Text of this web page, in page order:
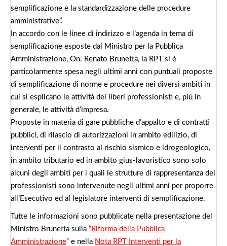
semplificazione e la standardizzazione delle procedure
amministrative”.
In accordo con le linee di indirizzo e l’agenda in tema di
semplificazione esposte dal Ministro per la Pubblica
Amministrazione, On. Renato Brunetta, la RPT si è
particolarmente spesa negli ultimi anni con puntuali proposte
di semplificazione di norme e procedure nei diversi ambiti in
cui si esplicano le attività dei liberi professionisti e, più in
generale, le attività d’impresa.
Proposte in materia di gare pubbliche d’appalto e di contratti
pubblici, di rilascio di autorizzazioni in ambito edilizio, di
interventi per il contrasto al rischio sismico e idrogeologico,
in ambito tributario ed in ambito gius-lavoristico sono solo
alcuni degli ambiti per i quali le strutture di rappresentanza dei
professionisti sono intervenute negli ultimi anni per proporre
all’Esecutivo ed al legislatore interventi di semplificazione.
Tutte le informazioni sono pubblicate nella presentazione del
Ministro Brunetta sulla “Riforma della Pubblica
Amministrazione” e nella Nota RPT Interventi per la